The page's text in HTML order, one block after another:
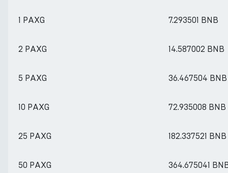
1 PAXG 7.293501 BNB
2 PAXG 14.587002 BNB
5 PAXG 36.467504 BNB
10 PAXG 72.935008 BNB
25 PAXG 182.337521 BNB
50 PAXG 364.675041